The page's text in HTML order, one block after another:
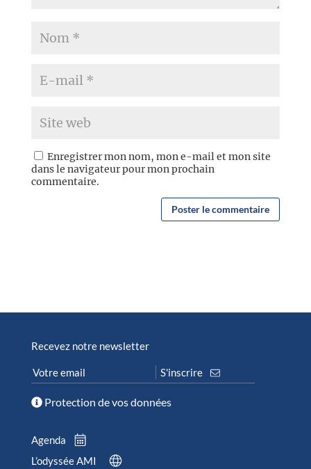
Enregistrer mon nom, mon e-mail et mon site
dans le navigateur pour mon prochain
commentaire.
Recevez notre newsletter
Protection de vos données
Agenda
L’odyssée AMI